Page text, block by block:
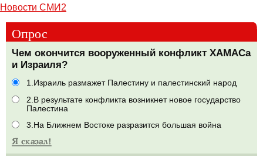
Новости СМИ2
Опрос
Чем окончится вооруженный конфликт ХАМАСа
и Израиля?
1.Израиль размажет Палестину и палестинский народ
2.В результате конфликта возникнет новое государство
Палестина
3.На Ближнем Востоке разразится большая война